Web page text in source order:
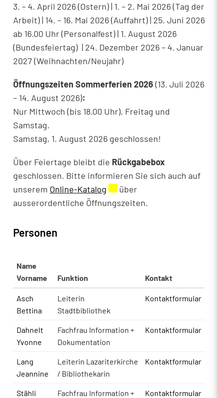
3. – 4. April 2026 (Ostern) | 1. – 2. Mai 2026 (Tag der
Arbeit) | 14. – 16. Mai 2026 (Auffahrt) | 25. Juni 2026
ab 16.00 Uhr (Personalfest) | 1. August 2026
(Bundesfeiertag) | 24. Dezember 2026 – 4. Januar
2027 (Weihnachten/Neujahr)
Öffnungszeiten Sommerferien 2026 (13. Juli 2026
– 14. August 2026):
Nur Mittwoch (bis 18.00 Uhr), Freitag und
Samstag.
Samstag, 1. August 2026 geschlossen!
Über Feiertage bleibt die Rückgabebox
geschlossen. Bitte informieren Sie sich auch auf
unserem Online-Katalog Externer Link wird in
über
ausserordentliche Öffnungszeiten.
Personen
Name
Vorname
Funktion Kontakt
Asch
Bettina
Leiterin
Stadtbibliothek
Kontaktformular
Dahnelt
Yvonne
Fachfrau Information +
Dokumentation
Kontaktformular
Lang
Jeannine
Leiterin Lazariterkirche
/ Bibliothekarin
Kontaktformular
Stähli
Fachfrau Information +
Kontaktformular